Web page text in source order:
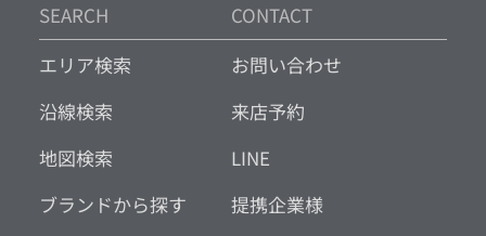
SEARCH
エリア検索
沿線検索
地図検索
ブランドから探す
CONTACT
お問い合わせ
来店予約
LINE
提携企業様